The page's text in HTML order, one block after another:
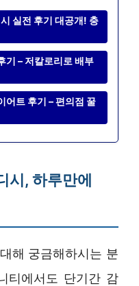
실전 후기 대공개! 충
기 – 저칼로리로 배부
어트 후기 – 편의점 꿀
시, 하루만에
해 궁금해하시는 분
티에서도 단기간 감